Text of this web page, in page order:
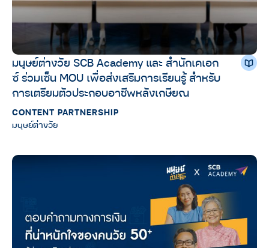
มนุษย์ต่างวัย SCB Academy และ สำนักเคเอก
ซ์ ร่วมเซ็น MOU เพื่อส่งเสริมการเรียนรู้ สำหรับ
การเตรียมตัวประกอบอาชีพหลังเกษียณ
CONTENT PARTNERSHIP
มนุษย์ต่างวัย